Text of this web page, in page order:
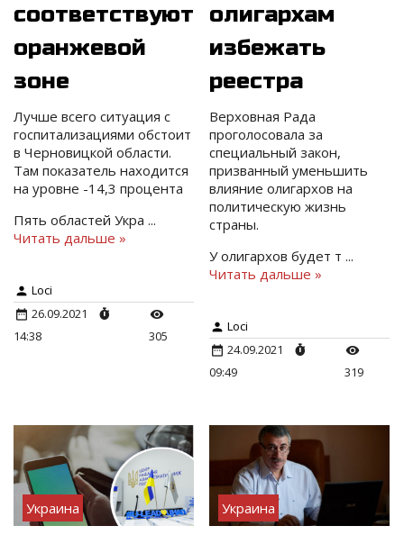
соответствуют
оранжевой
зоне
Лучше всего ситуация с
госпитализациями обстоит
в Черновицкой области.
Там показатель находится
на уровне -14,3 процента
Пять областей Укра ...
Читать дальше »
Loci
26.09.2021
14:38
305
олигархам
избежать
реестра
Верховная Рада
проголосовала за
специальный закон,
призванный уменьшить
влияние олигархов на
политическую жизнь
страны.
У олигархов будет т...
Читать дальше »
Loci
24.09.2021
09:49
319
Украина Украина